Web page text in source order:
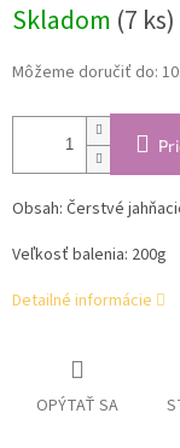
Skladom (7 ks)
Môžeme doručiť do:
Obsah: Čerstvé
Veľkosť balenia: 200g
Detailné informácie
OPÝTAŤ SA